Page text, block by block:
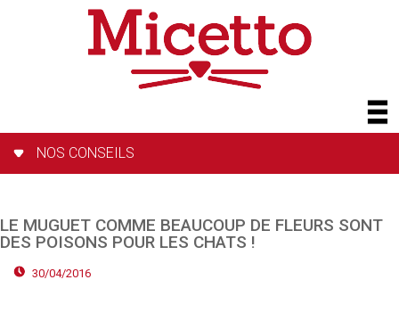
NOS CONSEILS
LE MUGUET COMME BEAUCOUP DE FLEURS SONT
DES POISONS POUR LES CHATS !
30/04/2016